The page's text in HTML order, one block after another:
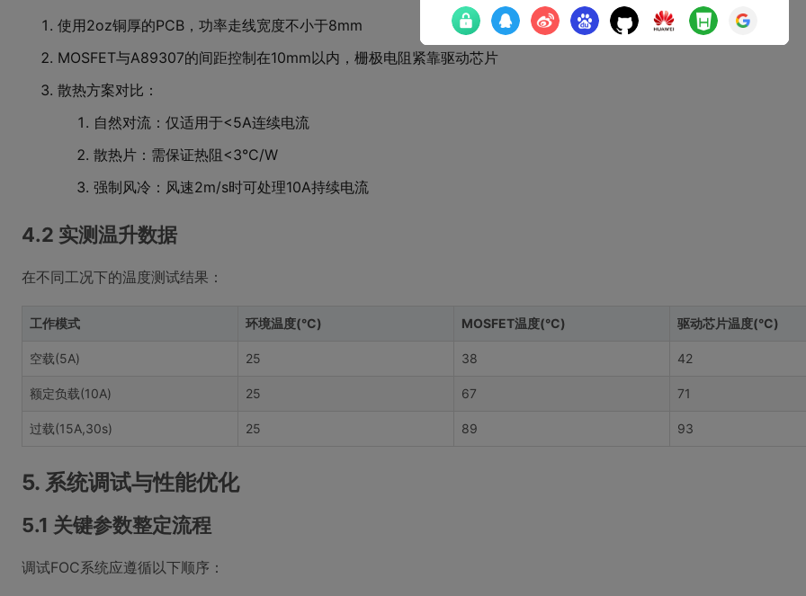
使用2oz铜厚的PCB，功率走线宽度不小于8mm
MOSFET与A89307的间距控制在10mm以内，栅极电阻紧靠驱动芯片
散热方案对比：
自然对流：仅适用于<5A连续电流
散热片：需保证热阻<3°C/W
强制风冷：风速2m/s时可处理10A持续电流
4.2 实测温升数据
在不同工况下的温度测试结果：
工作模式 环境温度(°C) MOSFET温度(°C) 驱动芯片温度(°C)
空载(5A) 25 38 42
额定负载(10A) 25 67 71
过载(15A,30s) 25 89 93
5. 系统调试与性能优化
5.1 关键参数整定流程
调试FOC系统应遵循以下顺序：